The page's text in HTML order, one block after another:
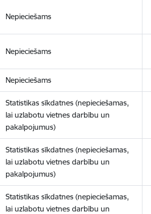
Nepieciešams
Nepieciešams
Nepieciešams
Statistikas sīkdatnes (nepieciešamas,
lai uzlabotu vietnes darbību un
pakalpojumus)
Statistikas sīkdatnes (nepieciešamas,
lai uzlabotu vietnes darbību un
pakalpojumus)
Statistikas sīkdatnes (nepieciešamas,
lai uzlabotu vietnes darbību un